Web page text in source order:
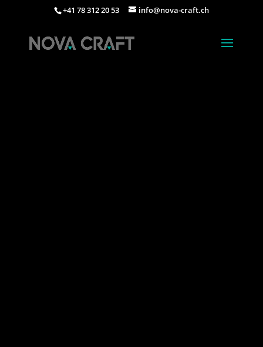
+41 78 312 20 53 info@nova-craft.ch